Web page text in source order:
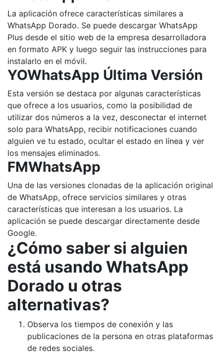
La aplicación ofrece características similares a
WhatsApp Dorado. Se puede descargar WhatsApp
Plus desde el sitio web de la empresa desarrolladora
en formato APK y luego seguir las instrucciones para
instalarlo en el móvil.
YOWhatsApp Última Versión
Esta versión se destaca por algunas características
que ofrece a los usuarios, como la posibilidad de
utilizar dos números a la vez, desconectar el internet
solo para WhatsApp, recibir notificaciones cuando
alguien ve tu estado, ocultar el estado en línea y ver
los mensajes eliminados.
FMWhatsApp
Una de las versiones clonadas de la aplicación original
de WhatsApp, ofrece servicios similares y otras
características que interesan a los usuarios. La
aplicación se puede descargar directamente desde
Google.
¿Cómo saber si alguien
está usando WhatsApp
Dorado u otras
alternativas?
Observa los tiempos de conexión y las
publicaciones de la persona en otras plataformas
de redes sociales.